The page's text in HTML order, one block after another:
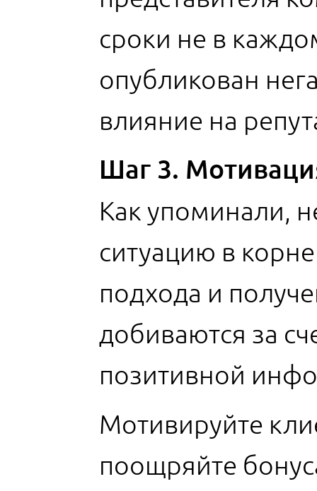
сроки не в
опубликован
влияние на
Шаг 3.
Как упоминали,
ситуацию в
подхода и
добиваются за
позитивной
Мотивируйте
поощряйте